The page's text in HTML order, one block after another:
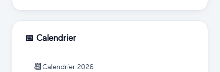
📅 Calendrier
📆 Calendrier 2026